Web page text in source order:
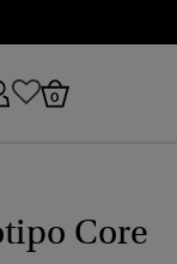
0
Core